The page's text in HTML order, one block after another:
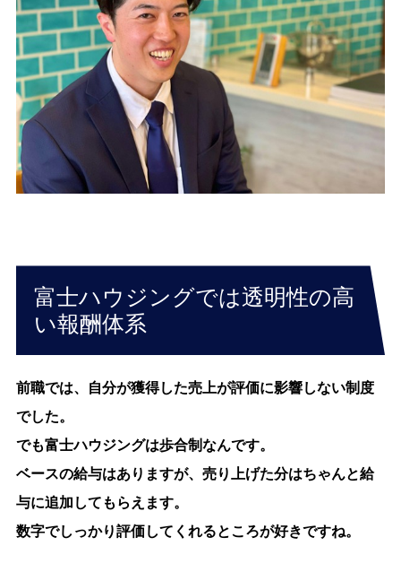
富士ハウジングでは透明性の高
い報酬体系
前職では、自分が獲得した売上が評価に影響しない制度
でした。
でも富士ハウジングは歩合制なんです。
ベースの給与はありますが、売り上げた分はちゃんと給
与に追加してもらえます。
数字でしっかり評価してくれるところが好きですね。